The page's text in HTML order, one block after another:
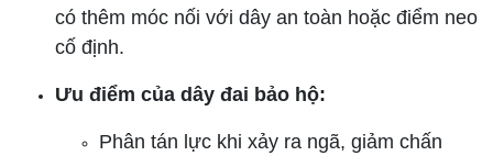
có thêm móc nối với dây an toàn hoặc điểm neo
cố định.
Ưu điểm của dây đai bảo hộ:
Phân tán lực khi xảy ra ngã, giảm chấn